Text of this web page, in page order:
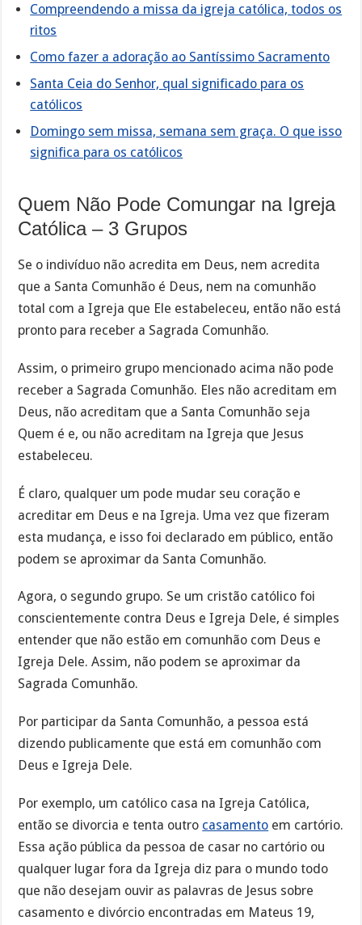
Compreendendo a missa da igreja católica, todos os
ritos
Como fazer a adoração ao Santíssimo Sacramento
Santa Ceia do Senhor, qual significado para os
católicos
Domingo sem missa, semana sem graça. O que isso
significa para os católicos
Quem Não Pode Comungar na Igreja
Católica – 3 Grupos
Se o indivíduo não acredita em Deus, nem acredita
que a Santa Comunhão é Deus, nem na comunhão
total com a Igreja que Ele estabeleceu, então não está
pronto para receber a Sagrada Comunhão.
Assim, o primeiro grupo mencionado acima não pode
receber a Sagrada Comunhão. Eles não acreditam em
Deus, não acreditam que a Santa Comunhão seja
Quem é e, ou não acreditam na Igreja que Jesus
estabeleceu.
É claro, qualquer um pode mudar seu coração e
acreditar em Deus e na Igreja. Uma vez que fizeram
esta mudança, e isso foi declarado em público, então
podem se aproximar da Santa Comunhão.
Agora, o segundo grupo. Se um cristão católico foi
conscientemente contra Deus e Igreja Dele, é simples
entender que não estão em comunhão com Deus e
Igreja Dele. Assim, não podem se aproximar da
Sagrada Comunhão.
Por participar da Santa Comunhão, a pessoa está
dizendo publicamente que está em comunhão com
Deus e Igreja Dele.
Por exemplo, um católico casa na Igreja Católica,
então se divorcia e tenta outro casamento em cartório.
Essa ação pública da pessoa de casar no cartório ou
qualquer lugar fora da Igreja diz para o mundo todo
que não desejam ouvir as palavras de Jesus sobre
casamento e divórcio encontradas em Mateus 19,